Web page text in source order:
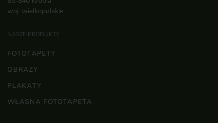
woj. wielkopolskie
NASZE PRODUKTY
FOTOTAPETY
OBRAZY
PLAKATY
WŁASNA FOTOTAPETA